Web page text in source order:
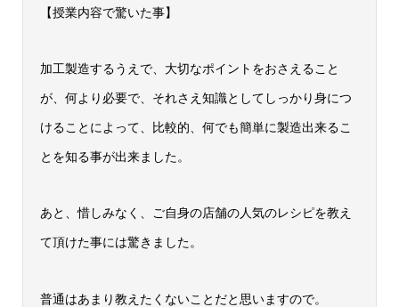
【授業内容で驚いた事】
加工製造するうえで、大切なポイントをおさえること
が、何より必要で、それさえ知識としてしっかり身につ
けることによって、比較的、何でも簡単に製造出来るこ
とを知る事が出来ました。
あと、惜しみなく、ご自身の店舗の人気のレシピを教え
て頂けた事には驚きました。
普通はあまり教えたくないことだと思いますので。